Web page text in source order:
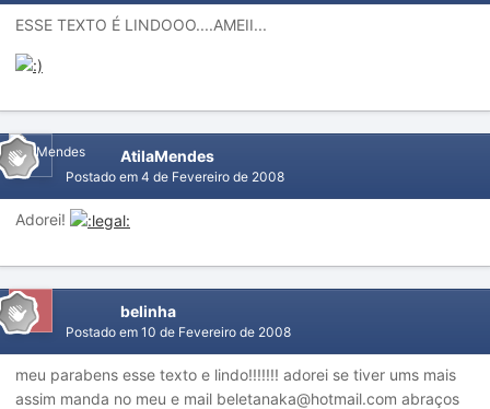
ESSE TEXTO É LINDOOO....AMEII...
AtilaMendes
Postado em 4 de Fevereiro de 2008
Adorei!
belinha
Postado em 10 de Fevereiro de 2008
meu parabens esse texto e lindo!!!!!!! adorei se tiver ums mais
assim manda no meu e mail beletanaka@hotmail.com abraços